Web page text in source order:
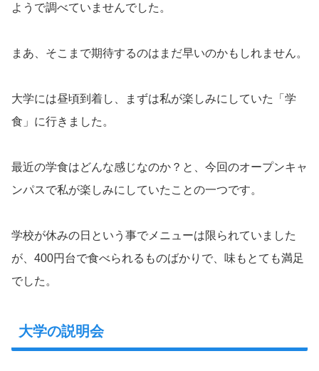
ようで調べていませんでした。
まあ、そこまで期待するのはまだ早いのかもしれません。
大学には昼頃到着し、まずは私が楽しみにしていた「学
食」に行きました。
最近の学食はどんな感じなのか？と、今回のオープンキャ
ンパスで私が楽しみにしていたことの一つです。
学校が休みの日という事でメニューは限られていました
が、400円台で食べられるものばかりで、味もとても満足
でした。
大学の説明会